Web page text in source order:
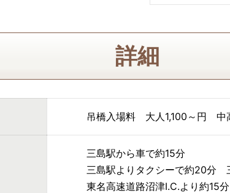
詳細
吊橋入場料 大人1,100～円
三島駅から車で約15分
三島駅よりタクシーで約20分
東名高速道路沼津I.C.より約15分